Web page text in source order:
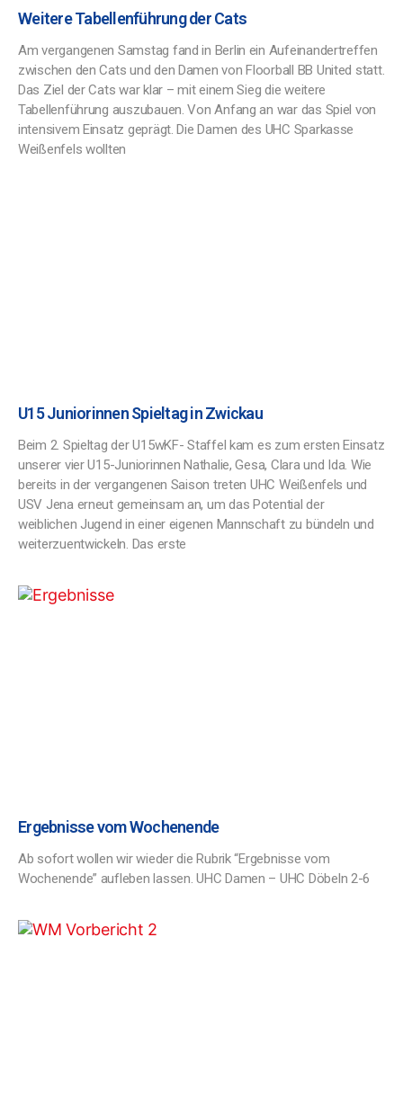
Weitere Tabellenführung der Cats
Am vergangenen Samstag fand in Berlin ein Aufeinandertreffen
zwischen den Cats und den Damen von Floorball BB United statt.
Das Ziel der Cats war klar – mit einem Sieg die weitere
Tabellenführung auszubauen. Von Anfang an war das Spiel von
intensivem Einsatz geprägt. Die Damen des UHC Sparkasse
Weißenfels wollten
U15 Juniorinnen Spieltag in Zwickau
Beim 2. Spieltag der U15wKF- Staffel kam es zum ersten Einsatz
unserer vier U15-Juniorinnen Nathalie, Gesa, Clara und Ida. Wie
bereits in der vergangenen Saison treten UHC Weißenfels und
USV Jena erneut gemeinsam an, um das Potential der
weiblichen Jugend in einer eigenen Mannschaft zu bündeln und
weiterzuentwickeln. Das erste
Ergebnisse vom Wochenende
Ab sofort wollen wir wieder die Rubrik “Ergebnisse vom
Wochenende” aufleben lassen. UHC Damen – UHC Döbeln 2-6